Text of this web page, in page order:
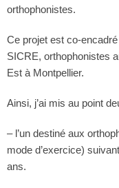
orthophonistes.
Ce projet est co-
SICRE, orthophonistes
Est à Montpellier.
Ainsi, j’ai mis au point
– l’un destiné aux
mode d’exercice)
ans.